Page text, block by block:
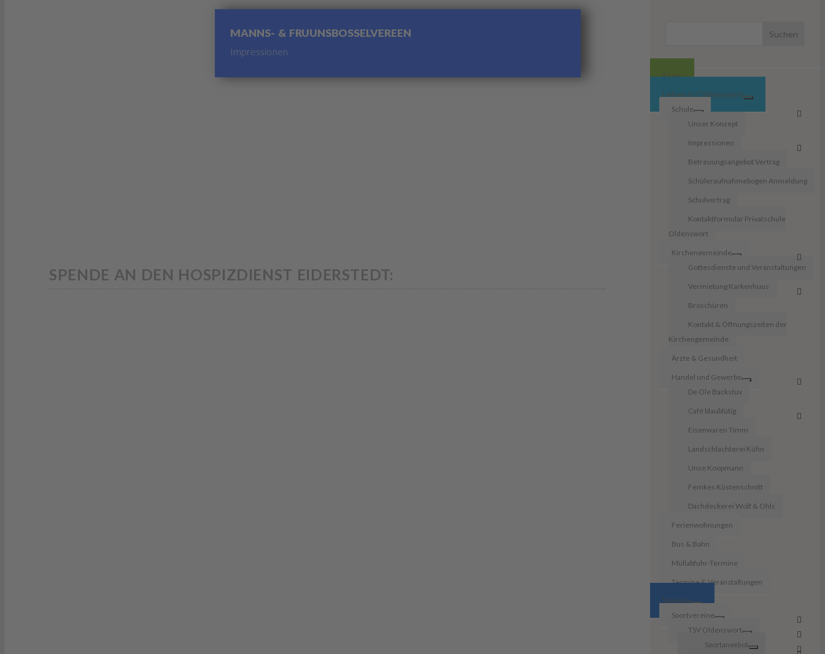
MANNS- & FRUUNSBOSSELVEREEN
Impressionen
SPENDE AN DEN HOSPIZDIENST EIDERSTEDT:
Start
Leben in Oldenswort
Schule
Unser Konzept
Impressionen
Betreuungsangebot Vertrag
Schüleraufnahmebogen Anmeldung
Schulvertrag
Kontaktformular Privatschule
Oldenswort
Kirchengemeinde
Gottesdienste und Veranstaltungen
Vermietung Karkenhuus
Broschüren
Kontakt & Öffnungszeiten der
Kirchengemeinde
Ärzte & Gesundheit
Handel und Gewerbe
De Ole Backstuv
Café blaublütig
Eisenwaren Timm
Landschlachterei Kühn
Unse Koopmann
Femkes Küstenschnitt
Dachdeckerei Wolf & Ohls
Ferienwohnungen
Bus & Bahn
Müllabfuhr-Termine
Termine & Veranstaltungen
Vereine
Sportvereine
TSV Oldenswort
Sportangebot